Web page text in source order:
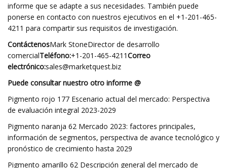
informe que se adapte a sus necesidades. También puede
ponerse en contacto con nuestros ejecutivos en el +1-201-465-
4211 para compartir sus requisitos de investigación.
ContáctenosMark StoneDirector de desarrollo
comercialTeléfono:+1-201-465-4211Correo
electrónico:sales@marketquest.biz
Puede consultar nuestro otro informe @
Pigmento rojo 177 Escenario actual del mercado: Perspectiva
de evaluación integral 2023-2029
Pigmento naranja 62 Mercado 2023: factores principales,
información de segmentos, perspectiva de avance tecnológico y
pronóstico de crecimiento hasta 2029
Pigmento amarillo 62 Descripción general del mercado de